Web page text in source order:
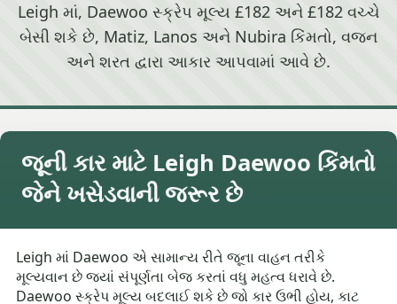
Leigh માં, Daewoo સ્ક્રેપ મૂલ્ય £182 અને £182 વચ્ચે
બેસી શકે છે, Matiz, Lanos અને Nubira કિંમતો, વજન
અને શરત દ્વારા આકાર આપવામાં આવે છે.
જૂની કાર માટે Leigh Daewoo કિંમતો
જેને ખસેડવાની જરૂર છે
Leigh માં Daewoo એ સામાન્ય રીતે જૂના વાહન તરીકે
મૂલ્યવાન છે જ્યાં સંપૂર્ણતા બેજ કરતાં વધુ મહત્વ ધરાવે છે.
Daewoo સ્ક્રેપ મૂલ્ય બદલાઈ શકે છે જો કાર ઉભી હોય, કાટ